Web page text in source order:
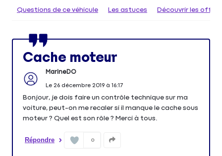
Questions de ce véhicule Les astuces Découvrir les
Cache moteur
MarineDO
Le 26 décembre 2019à 16:17
Bonjour, je dois faire un contrôle technique sur ma
voiture, peut-on me recaler si il manque le cache sous
moteur ? Quel est son rôle ? Merci à tous.
Répondre 0